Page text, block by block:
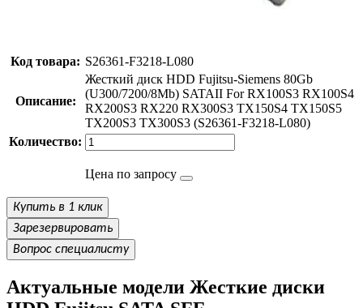
Код товара: S26361-F3218-L080
Описание:
Жесткий диск HDD Fujitsu-Siemens 80Gb
(U300/7200/8Mb) SATAII For RX100S3 RX100S4
RX200S3 RX220 RX300S3 TX150S4 TX150S5
TX200S3 TX300S3 (S26361-F3218-L080)
Количество:
Цена по запросу
Купить в 1 клик
Зарезервировать
Вопрос специалисту
Актуальные модели Жесткие диски